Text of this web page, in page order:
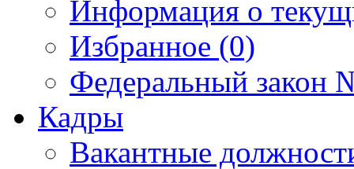
Информация о
Избранное (0)
Федеральный закон
Кадры
Вакантные